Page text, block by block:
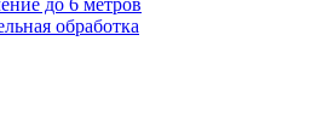
до 6 метров
обработка